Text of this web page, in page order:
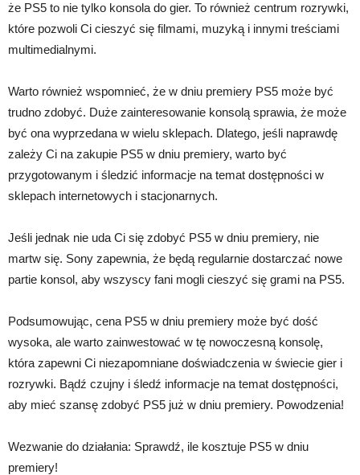
że PS5 to nie tylko konsola do gier. To również centrum rozrywki,
które pozwoli Ci cieszyć się filmami, muzyką i innymi treściami
multimedialnymi.
Warto również wspomnieć, że w dniu premiery PS5 może być
trudno zdobyć. Duże zainteresowanie konsolą sprawia, że może
być ona wyprzedana w wielu sklepach. Dlatego, jeśli naprawdę
zależy Ci na zakupie PS5 w dniu premiery, warto być
przygotowanym i śledzić informacje na temat dostępności w
sklepach internetowych i stacjonarnych.
Jeśli jednak nie uda Ci się zdobyć PS5 w dniu premiery, nie
martw się. Sony zapewnia, że będą regularnie dostarczać nowe
partie konsol, aby wszyscy fani mogli cieszyć się grami na PS5.
Podsumowując, cena PS5 w dniu premiery może być dość
wysoka, ale warto zainwestować w tę nowoczesną konsolę,
która zapewni Ci niezapomniane doświadczenia w świecie gier i
rozrywki. Bądź czujny i śledź informacje na temat dostępności,
aby mieć szansę zdobyć PS5 już w dniu premiery. Powodzenia!
Wezwanie do działania: Sprawdź, ile kosztuje PS5 w dniu
premiery!